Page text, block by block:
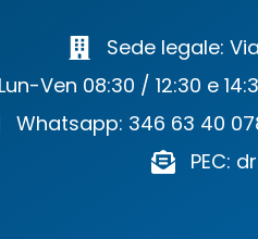
Sede legale:
Ven 08:30 / 12:30 e
Whatsapp: 346 63 40
PEC: